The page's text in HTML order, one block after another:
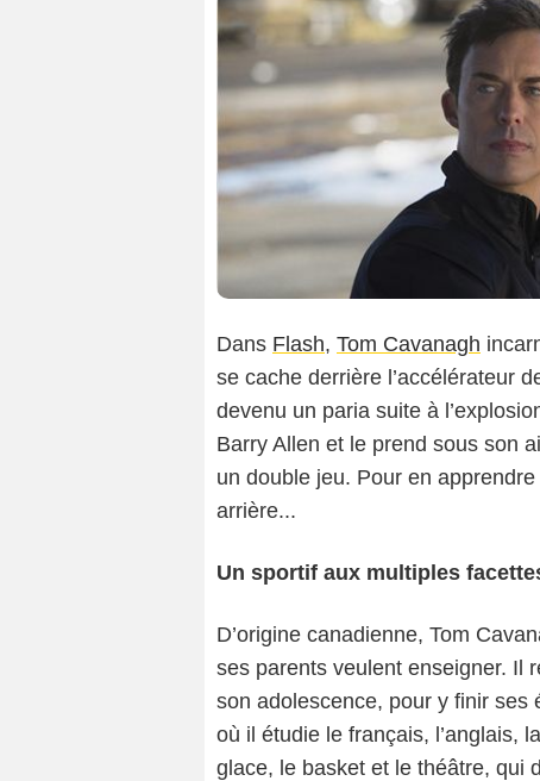
Dans Flash, Tom Cavanagh
se cache derrière l’accélérateur
devenu un paria suite à
Barry Allen et le prend sous son
un double jeu. Pour en
arrière...
Un sportif aux multiples
D’origine canadienne, Tom
ses parents veulent enseigner. Il
son adolescence, pour y finir ses
où il étudie le français, l’anglais,
glace, le basket et le théâtre, qui